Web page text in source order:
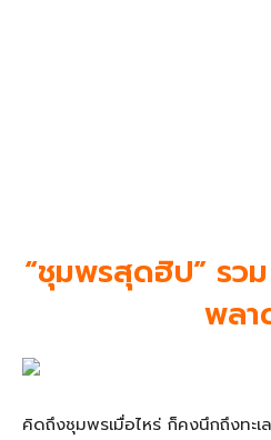
“ชุมพรสุดฮิป” รว
พลา
คิดถึงชุมพรเมื่อไหร่ ก็คงนึกถึงทะเ